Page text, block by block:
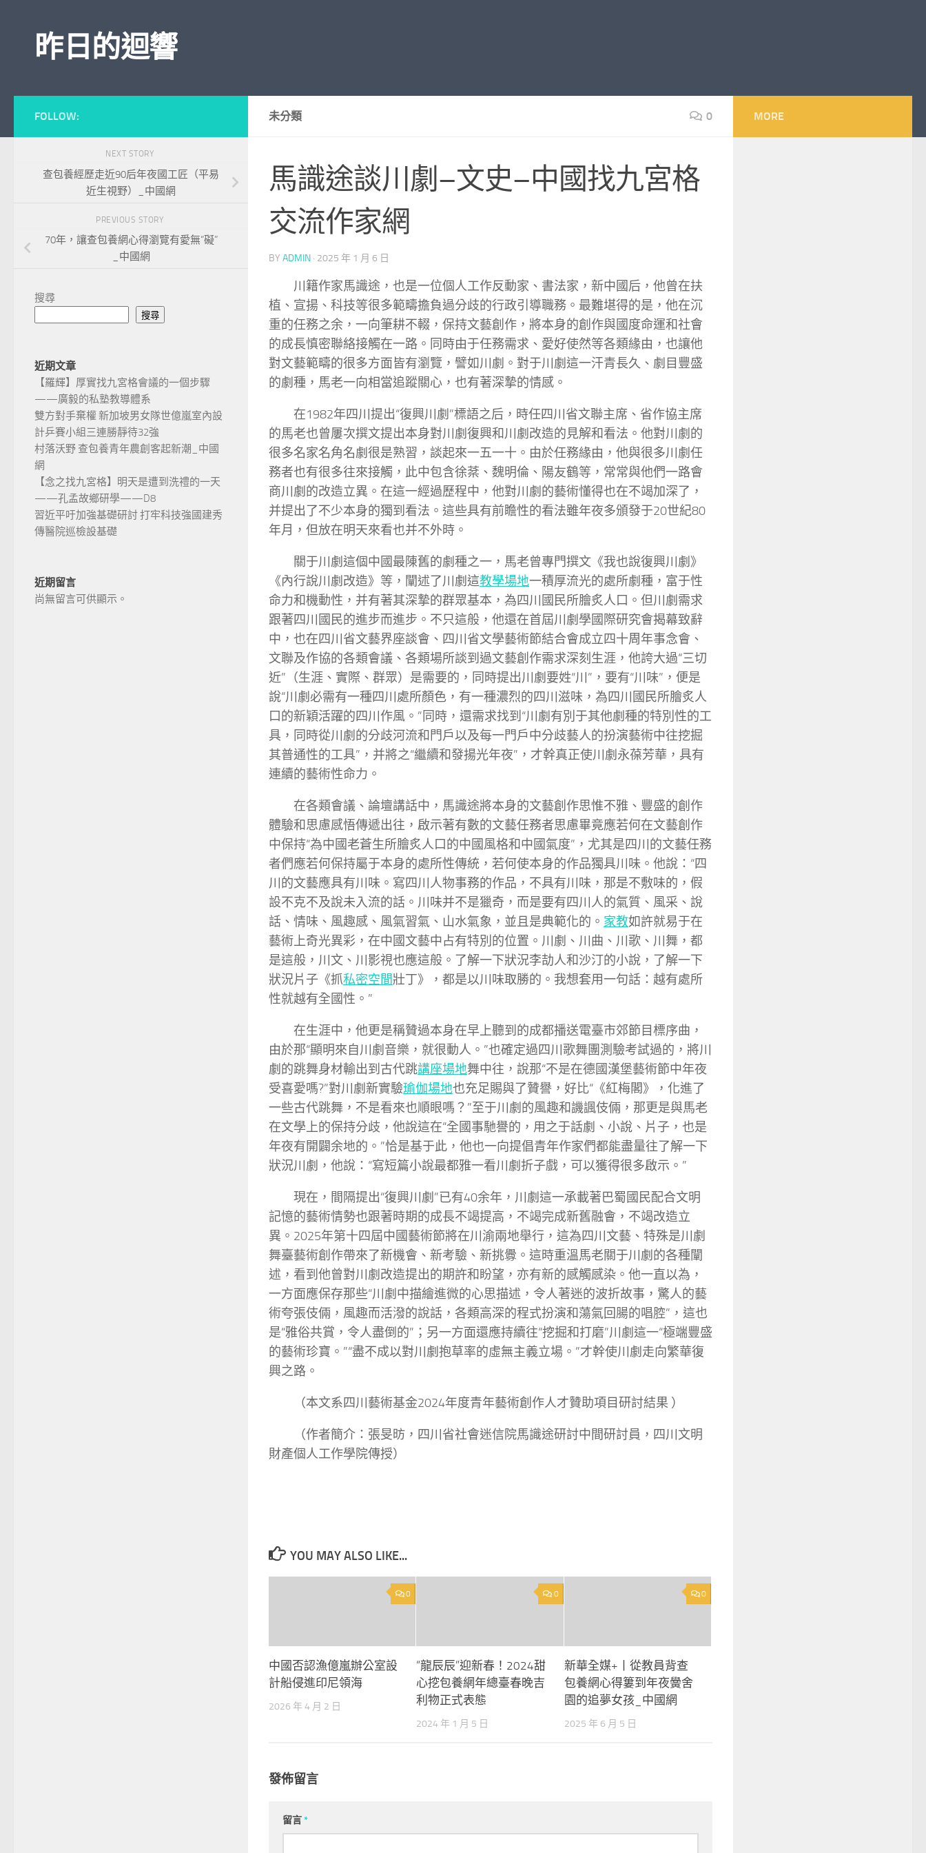
昨日的迴響
未分類 0
馬識途談川劇–文史–中國找九宮格
交流作家網
BY ADMIN · 2025 年 1 月 6 日
川籍作家馬識途，也是一位個人工作反動家、書法家，新中國后，他曾在扶
植、宣揚、科技等很多範疇擔負過分歧的行政引導職務。最難堪得的是，他在沉
重的任務之余，一向筆耕不輟，保持文藝創作，將本身的創作與國度命運和社會
的成長慎密聯絡接觸在一路。同時由于任務需求、愛好使然等各類緣由，也讓他
對文藝範疇的很多方面皆有瀏覽，譬如川劇。對于川劇這一汗青長久、劇目豐盛
的劇種，馬老一向相當追蹤關心，也有著深摯的情感。
在1982年四川提出“復興川劇”標語之后，時任四川省文聯主席、省作協主席
的馬老也曾屢次撰文提出本身對川劇復興和川劇改造的見解和看法。他對川劇的
很多名家名角名劇很是熟習，談起來一五一十。由於任務緣由，他與很多川劇任
務者也有很多往來接觸，此中包含徐棻、魏明倫、陽友鶴等，常常與他們一路會
商川劇的改造立異。在這一經過歷程中，他對川劇的藝術懂得也在不竭加深了，
并提出了不少本身的獨到看法。這些具有前瞻性的看法雖年夜多頒發于20世紀80
年月，但放在明天來看也并不外時。
關于川劇這個中國最陳舊的劇種之一，馬老曾專門撰文《我也說復興川劇》
《內行說川劇改造》等，闡述了川劇這教學場地一積厚流光的處所劇種，富于性
命力和機動性，并有著其深摯的群眾基本，為四川國民所膾炙人口。但川劇需求
跟著四川國民的進步而進步。不只這般，他還在首屆川劇學國際研究會揭幕致辭
中，也在四川省文藝界座談會、四川省文學藝術節結合會成立四十周年事念會、
文聯及作協的各類會議、各類場所談到過文藝創作需求深刻生涯，他誇大過“三切
近”（生涯、實際、群眾）是需要的，同時提出川劇要姓“川”，要有“川味”，便是
說“川劇必需有一種四川處所顏色，有一種濃烈的四川滋味，為四川國民所膾炙人
口的新穎活躍的四川作風。”同時，還需求找到“川劇有別于其他劇種的特別性的工
具，同時從川劇的分歧河流和門戶以及每一門戶中分歧藝人的扮演藝術中往挖掘
其普通性的工具”，并將之“繼續和發揚光年夜”，才幹真正使川劇永葆芳華，具有
連續的藝術性命力。
在各類會議、論壇講話中，馬識途將本身的文藝創作思惟不雅、豐盛的創作
體驗和思慮感悟傳遞出往，啟示著有數的文藝任務者思慮畢竟應若何在文藝創作
中保持“為中國老蒼生所膾炙人口的中國風格和中國氣度”，尤其是四川的文藝任務
者們應若何保持屬于本身的處所性傳統，若何使本身的作品獨具川味。他說：“四
川的文藝應具有川味。寫四川人物事務的作品，不具有川味，那是不敷味的，假
設不克不及說未入流的話。川味并不是獵奇，而是要有四川人的氣質、風采、說
話、情味、風趣感、風氣習氣、山水氣象，並且是典範化的。 家教如許就易于在
藝術上奇光異彩，在中國文藝中占有特別的位置。川劇、川曲、川歌、川舞，都
是這般，川文、川影視也應這般。了解一下狀況李劼人和沙汀的小說，了解一下
狀況片子《抓私密空間壯丁》，都是以川味取勝的。我想套用一句話：越有處所
性就越有全國性。”
在生涯中，他更是稱贊過本身在早上聽到的成都播送電臺市郊節目標序曲，
由於那“顯明來自川劇音樂，就很動人。”也確定過四川歌舞團測驗考試過的，將川
劇的跳舞身材輸出到古代跳講座場地舞中往，說那“不是在德國漢堡藝術節中年夜
受喜愛嗎?”對川劇新實驗瑜伽場地也充足賜與了贊譽，好比“《紅梅閣》，化進了
一些古代跳舞，不是看來也順眼嗎？”至于川劇的風趣和譏諷伎倆，那更是與馬老
在文學上的保持分歧，他說這在“全國事馳譽的，用之于話劇、小說、片子，也是
年夜有開闢余地的。”恰是基于此，他也一向提倡青年作家們都能盡量往了解一下
狀況川劇，他說：“寫短篇小說最都雅一看川劇折子戲，可以獲得很多啟示。”
現在，間隔提出“復興川劇”已有40余年，川劇這一承載著巴蜀國民配合文明
記憶的藝術情勢也跟著時期的成長不竭提高，不竭完成新舊融會，不竭改造立
異。2025年第十四屆中國藝術節將在川渝兩地舉行，這為四川文藝、特殊是川劇
舞臺藝術創作帶來了新機會、新考驗、新挑釁。這時重溫馬老關于川劇的各種闡
述，看到他曾對川劇改造提出的期許和盼望，亦有新的感觸感染。他一直以為，
一方面應保存那些“川劇中描繪進微的心思描述，令人著迷的波折故事，驚人的藝
術夸張伎倆，風趣而活潑的說話，各類高深的程式扮演和蕩氣回腸的唱腔”，這也
是“雅俗共賞，令人盡倒的”；另一方面還應持續往“挖掘和打磨”川劇這一“極端豐盛
的藝術珍寶。”“盡不成以對川劇抱草率的虛無主義立場。”才幹使川劇走向繁華復
興之路。
（本文系四川藝術基金2024年度青年藝術創作人才贊助項目研討結果 ）
（作者簡介：張旻昉，四川省社會迷信院馬識途研討中間研討員，四川文明
財產個人工作學院傳授）
YOU MAY ALSO LIKE...
0
中國否認漁億嵐辦公室設
計船侵進印尼領海
2026 年 4 月 2 日
0
“龍辰辰”迎新春！2024甜
心挖包養網年總臺春晚吉
利物正式表態
2024 年 1 月 5 日
0
新華全媒+丨從教員背查
包養網心得簍到年夜黌舍
園的追夢女孩_中國網
2025 年 6 月 5 日
發佈留言
留言*
FOLLOW:
NEXT STORY
查包養經歷走近90后年夜國工匠（平易
近生視野）_中國網
PREVIOUS STORY
70年，讓查包養網心得瀏覽有愛無“礙”
_中國網
搜尋
搜尋
近期文章
【羅輝】厚實找九宮格會議的一個步驟
——廣毅的私塾教導體系
雙方對手棄權 新加坡男女隊世億嵐室內設
計乒賽小組三連勝靜待32強
村落沃野 查包養青年農創客起新潮_中國
網
【念之找九宮格】明天是遭到洗禮的一天
——孔孟故鄉研學——D8
習近平吁加強基礎研討 打牢科技強國建秀
傳醫院巡檢設基礎
近期留言
尚無留言可供顯示。
MORE